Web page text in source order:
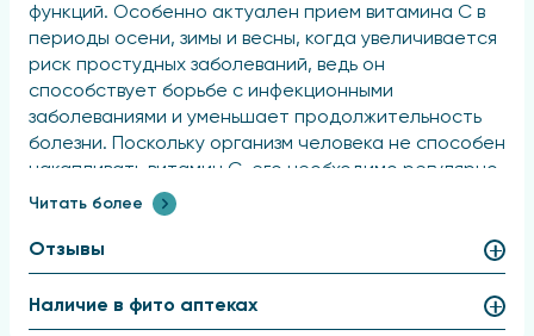
функций. Особенно актуален прием витамина С в
периоды осени, зимы и весны, когда увеличивается
риск простудных заболеваний, ведь он
способствует борьбе с инфекционными
заболеваниями и уменьшает продолжительность
болезни. Поскольку организм человека не способен
накапливать витамин С, его необходимо регулярно
получать с пищей или в виде пищевых добавок,
суточную потребность исключительно за счет
диеты.
Компания "Эвалар" разработала
Читать более
Отзывы
Наличие в фито аптеках